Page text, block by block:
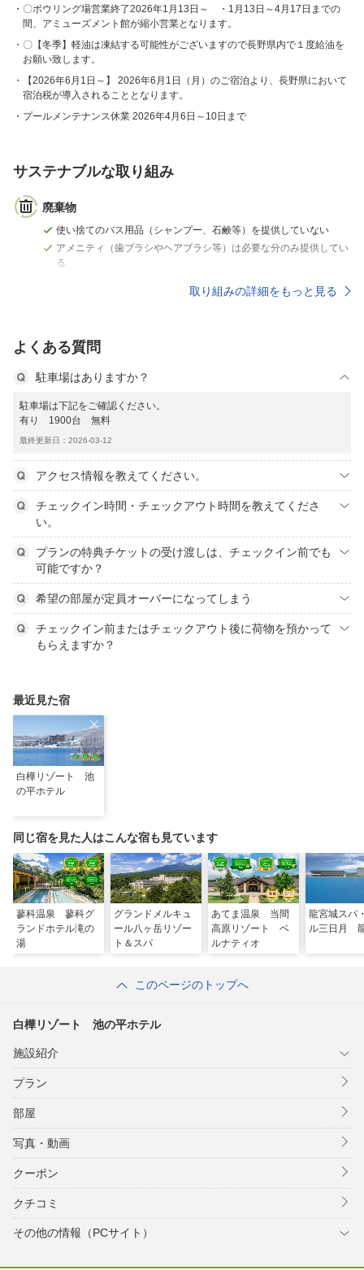
〇ボウリング場営業終了2026年1月13日～ ・1月13日～4月17日までの
間、アミューズメント館が縮小営業となります。
〇【冬季】軽油は凍結する可能性がございますので長野県内で１度給油を
お願い致します。
【2026年6月1日～】 2026年6月1日（月）のご宿泊より、長野県において
宿泊税が導入されることとなります。
プールメンテナンス休業 2026年4月6日～10日まで
サステナブルな取り組み
廃棄物
使い捨てのバス用品（シャンプー、石鹸等）を提供していない
アメニティ（歯ブラシやヘアブラシ等）は必要な分のみ提供してい
る
取り組みの詳細をもっと見る
よくある質問
駐車場はありますか？
駐車場は下記をご確認ください。
有り 1900台 無料
最終更新日：2026-03-12
アクセス情報を教えてください。
チェックイン時間・チェックアウト時間を教えてくださ
い。
プランの特典チケットの受け渡しは、チェックイン前でも
可能ですか？
希望の部屋が定員オーバーになってしまう
チェックイン前またはチェックアウト後に荷物を預かって
もらえますか？
最近見た宿
白樺リゾート 池
の平ホテル
同じ宿を見た人はこんな宿も見ています
蓼科温泉 蓼科グ
ランドホテル滝の
湯
グランドメルキュ
ール八ヶ岳リゾー
ト＆スパ
あてま温泉 当間
高原リゾート ベ
ルナティオ
龍宮城スパ
ル三日月
このページのトップへ
白樺リゾート 池の平ホテル
施設紹介
プラン
部屋
写真・動画
クーポン
クチコミ
その他の情報（PCサイト）